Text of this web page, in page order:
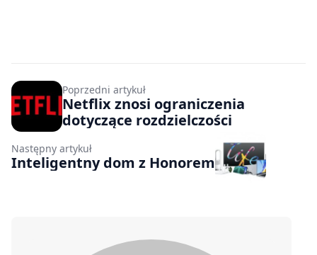
Poprzedni artykuł
Netflix znosi ograniczenia
dotyczące rozdzielczości
Następny artykuł
Inteligentny dom z Honorem